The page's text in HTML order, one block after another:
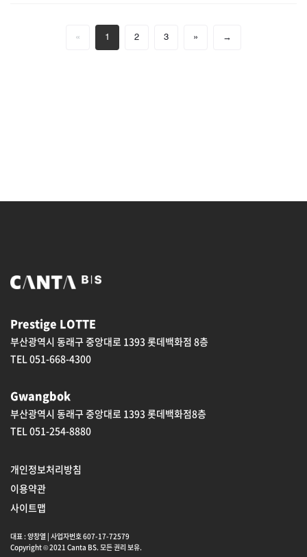
« 1 2 3 » →
Prestige LOTTE
부산광역시 동래구 중앙대로 1393 롯데백화점 8층
TEL 051-668-4300
Gwangbok
부산광역시 동래구 중앙대로 1393 롯데백화점8층
TEL 051-254-8880
개인정보처리방침
이용약관
사이트맵
대표 : 양창열 | 사업자번호 607-17-72579
Copyright © 2021 Canta BS. 모든 권리 보유.